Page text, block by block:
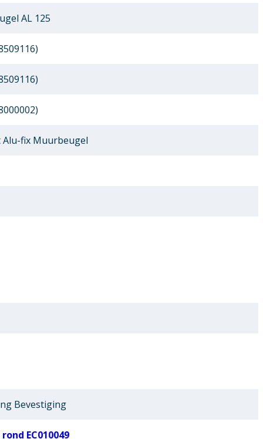
AL 125
Alu-fix Muurbeugel
Bevestiging
EC010049